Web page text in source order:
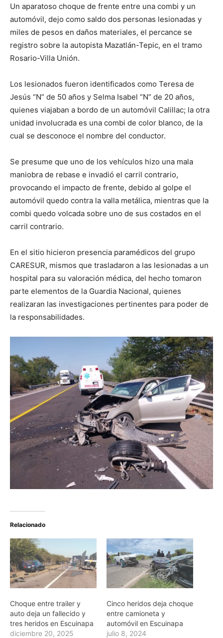
Un aparatoso choque de frente entre una combi y un
automóvil, dejo como saldo dos personas lesionadas y
miles de pesos en daños materiales, el percance se
registro sobre la autopista Mazatlán-Tepic, en el tramo
Rosario-Villa Unión.
Los lesionados fueron identificados como Teresa de
Jesús “N” de 50 años y Selma Isabel “N” de 20 años,
quienes viajaban a bordo de un automóvil Calillac; la otra
unidad involucrada es una combi de color blanco, de la
cual se desconoce el nombre del conductor.
Se presume que uno de los vehículos hizo una mala
maniobra de rebase e invadió el carril contrario,
provocando el impacto de frente, debido al golpe el
automóvil quedo contra la valla metálica, mientras que la
combi quedo volcada sobre uno de sus costados en el
carril contrario.
En el sitio hicieron presencia paramédicos del grupo
CARESUR, mismos que trasladaron a las lesionadas a un
hospital para su valoración médica, del hecho tomaron
parte elementos de la Guardia Nacional, quienes
realizaran las investigaciones pertinentes para poder de
la responsabilidades.
Relacionado
Choque entre trailer y
auto deja un fallecido y
tres heridos en Escuinapa
diciembre 20, 2025
Cinco heridos deja choque
entre camioneta y
automóvil en Escuinapa
julio 8, 2024